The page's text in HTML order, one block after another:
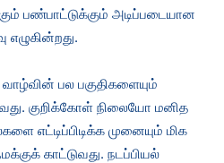
பண்பாட்டுக்கும் அடிப்படையான
எழுகின்றது.
பல பகுதிகளையும்
குறிக்கோள் நிலையோ மனித
எட்டிப்பிடிக்க முனையும் மிக
காட்டுவது. நடப்பியல்